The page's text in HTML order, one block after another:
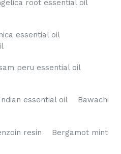
root essential oil
essential oil
peru essential oil
essential oil Bawachi
resin Bergamot mint